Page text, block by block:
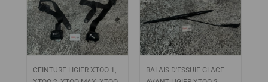
CEINTURE LIGIER XTOO 1,
BALAIS D'ESSUIE GLACE